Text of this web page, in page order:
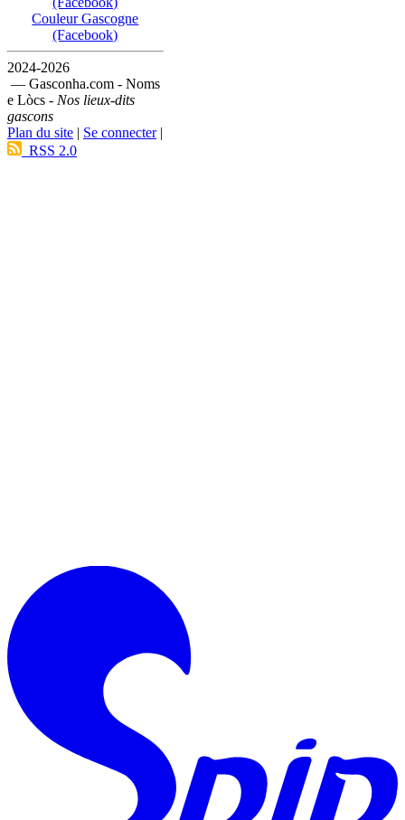
Couleur Gascogne
(Facebook)
2024-2026
— Gasconha.com - Noms
e Lòcs - Nos lieux-dits
gascons
Plan du site | Se connecter|
RSS 2.0